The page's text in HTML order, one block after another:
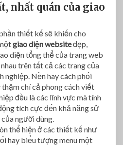
nhất quán của giao
thiết kế sẽ khiến cho
giao diện websiteđẹp,
diện tổng thể của trang web
trên tất cả các trang của
nghiệp. Nền hay cách phối
thậm chí cả phong cách viết
đều là các lĩnh vực mà tính
tích cực đến khả năng sử
người dùng.
thể hiện ở các thiết kế như
hay biểu tượng menu một